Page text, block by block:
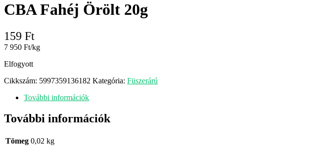
CBA Fahéj Örölt 20g
159 Ft
7 950 Ft/kg
Elfogyott
Cikkszám: 5997359136182 Kategória: Füszerárú
További információk
További információk
Tömeg 0,02 kg